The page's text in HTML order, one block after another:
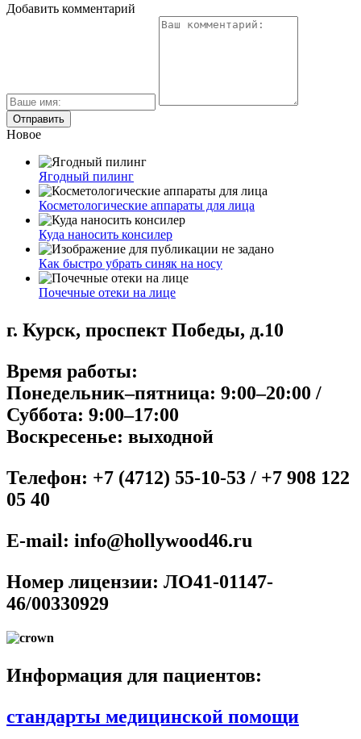
Добавить комментарий
Новое
Ягодный пилинг
Косметологические аппараты для лица
Куда наносить консилер
Как быстро убрать синяк на носу
Почечные отеки на лице
г. Курск, проспект Победы, д.10
Время работы:
Понедельник–пятница: 9:00–20:00 /
Суббота: 9:00–17:00
Воскресенье: выходной
Телефон: +7 (4712) 55-10-53 / +7 908 122
05 40
E-mail: info@hollywood46.ru
Номер лицензии: ЛО41-01147-
46/00330929
Информация для пациентов:
стандарты медицинской помощи